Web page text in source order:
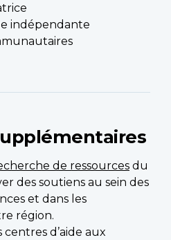
indépendante
de ressources du
des soutiens au sein des
et dans les
région.
d’aide aux